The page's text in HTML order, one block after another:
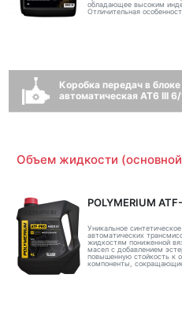
обладающее высоким
Отличительная
Коробка передач в
автоматическая AT6 III
Объем жидкости
POLYMERIUM
Уникальное
автоматических
жидкостям пониженной
масел с добавлением
повышенную стойкость к
компоненты, сокращающие